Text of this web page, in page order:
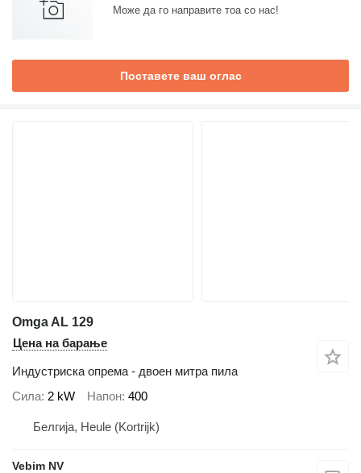
Може да го направите тоа со нас!
Поставете ваш оглас
Omga AL 129
Цена на барање
Индустриска опрема - двоен митра пила
Сила 2 kW Напон 400
Белгија, Heule (Kortrijk)
Vebim NV